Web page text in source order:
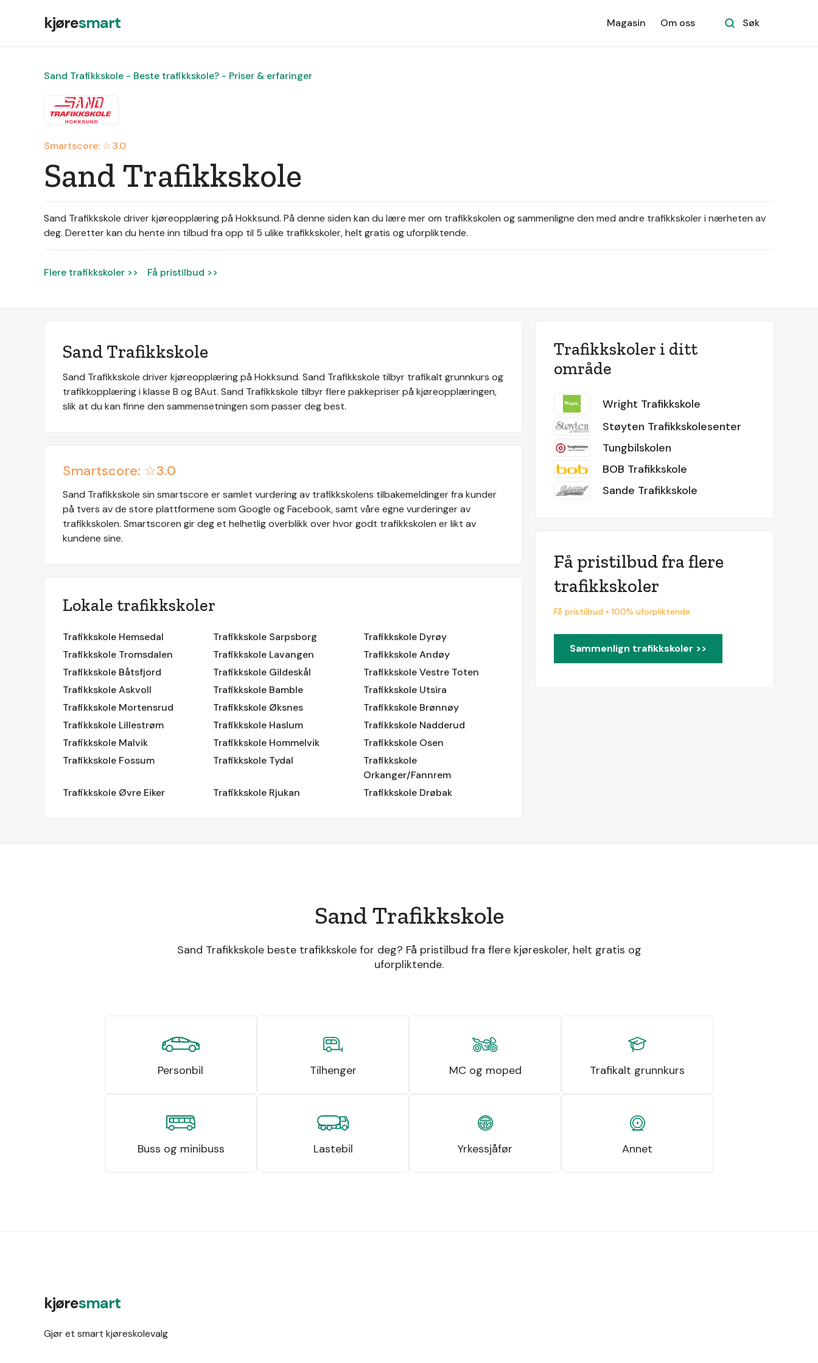
kjøresmart Magasin Om oss Søk
Sand Trafikkskole - Beste trafikkskole? - Priser & erfaringer
Smartscore: ☆3.0
Sand Trafikkskole
Sand Trafikkskole driver kjøreopplæring på Hokksund. På denne siden kan du lære mer om trafikkskolen og sammenligne den med andre trafikkskoler i nærheten av
deg. Deretter kan du hente inn tilbud fra opp til 5 ulike trafikkskoler, helt gratis og uforpliktende.
Flere trafikkskoler >> Få pristilbud >>
Sand Trafikkskole
Sand Trafikkskole driver kjøreopplæring på Hokksund. Sand Trafikkskole tilbyr trafikalt grunnkurs og
trafikkopplæring i klasse B og BAut. Sand Trafikkskole tilbyr flere pakkepriser på kjøreopplæringen,
slik at du kan finne den sammensetningen som passer deg best.
Smartscore: ☆3.0
Sand Trafikkskole sin smartscore er samlet vurdering av trafikkskolens tilbakemeldinger fra kunder
på tvers av de store plattformene som Google og Facebook, samt våre egne vurderinger av
trafikkskolen. Smartscoren gir deg et helhetlig overblikk over hvor godt trafikkskolen er likt av
kundene sine.
Lokale trafikkskoler
Trafikkskole Hemsedal Trafikkskole Sarpsborg
Trafikkskole Dyrøy
Trafikkskole Tromsdalen
Trafikkskole Lavangen
Trafikkskole Andøy
Trafikkskole Båtsfjord
Trafikkskole Gildeskål
Trafikkskole Vestre Toten
Trafikkskole Askvoll
Trafikkskole Bamble
Trafikkskole Utsira
Trafikkskole Mortensrud
Trafikkskole Øksnes
Trafikkskole Brønnøy
Trafikkskole Lillestrøm
Trafikkskole Haslum
Trafikkskole Nadderud
Trafikkskole Malvik
Trafikkskole Hommelvik
Trafikkskole Osen
Trafikkskole Fossum
Trafikkskole Tydal
Trafikkskole
Orkanger/Fannrem
Trafikkskole Øvre Eiker
Trafikkskole Rjukan Trafikkskole Drøbak
Trafikkskoler i ditt
område
Wright Trafikkskole
Støyten Trafikkskolesenter
Tungbilskolen
BOB Trafikkskole
Sande Trafikkskole
Få pristilbud fra flere
trafikkskoler
Få pristilbud • 100% uforpliktende
Sammenlign trafikkskoler >>
Sand Trafikkskole
Sand Trafikkskole beste trafikkskole for deg? Få pristilbud fra flere kjøreskoler, helt gratis og
uforpliktende.
Personbil Tilhenger MC og moped Trafikalt grunnkurs
Buss og minibuss Lastebil Yrkessjåfør Annet
kjøresmart
Gjør et smart kjøreskolevalg